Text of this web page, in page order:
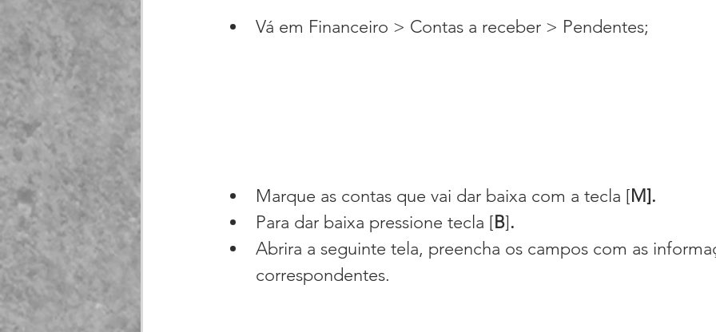
Vá em Financeiro > Contas a receber > Pendentes;
Marque as contas que vai dar baixa com a tecla [M].
Para dar baixa pressione tecla [B].
Abrira a seguinte tela, preencha os campos com as
correspondentes.